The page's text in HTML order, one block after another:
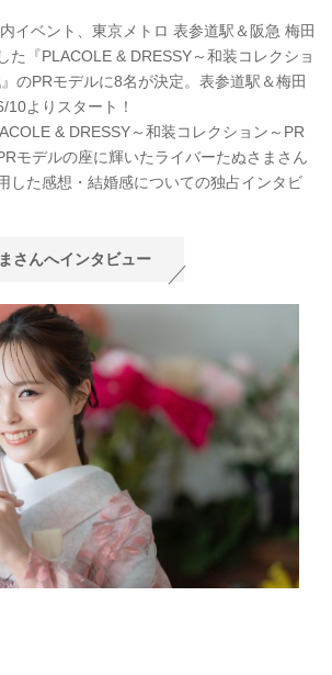
イベント、東京メトロ 表参道駅＆阪急 梅田
た『PLACOLE & DRESSY～和装コレクショ
のPRモデルに8名が決定。表参道駅＆梅田
よりスタート！
& DRESSY～和装コレクション～PR
モデルの座に輝いたライバーたぬさまさん
した感想・結婚感についての独占インタビ
さんへインタビュー